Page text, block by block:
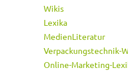
Wikis
Lexika
MedienLiteratur
Verpackungstechnik-
Online-Marketing-